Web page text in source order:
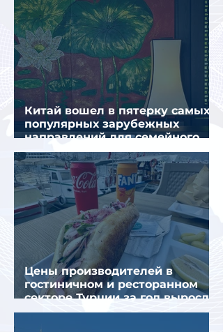
Китай вошел в пятерку самых
популярных зарубежных
направлений для семейного
отдыха летом
Цены производителей в
гостиничном и ресторанном
секторе Турции за год выросли
почти на 32%